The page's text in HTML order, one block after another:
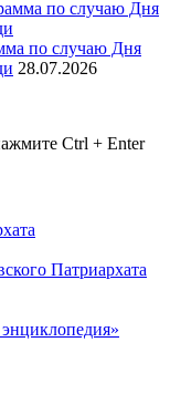
по случаю Дня
28.07.2026
Ctrl + Enter
Патриархата